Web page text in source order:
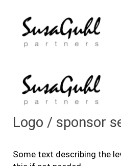
Logo / sponsor
Some text describing the